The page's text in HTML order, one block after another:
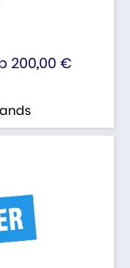
200,00 €